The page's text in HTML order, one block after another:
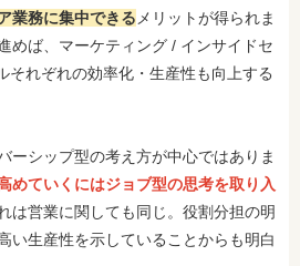
業務に集中できる メリットが得られま
めば、マーケティング / インサイドセ
それぞれの効率化・生産性も向上する
ーシップ型の考え方が中心ではありま
めていくにはジョブ型の思考を取り入
は営業に関しても同じ。役割分担の明
い生産性を示していることからも明白